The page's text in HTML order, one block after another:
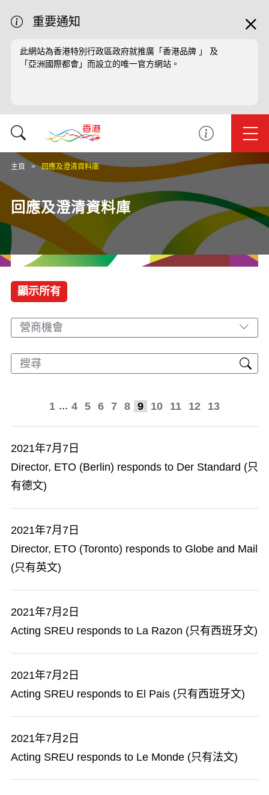
重要通知
此網站為香港特別行政區政府就推廣「香港品牌 」 及
「亞洲國際都會」而設立的唯一官方網站。
主頁 回應及澄清資料庫
回應及澄清資料庫
顯示所有
營商機會
1 ... 4 5 6 7 8 9 10 11 12 13
2021年7月7日
Director, ETO (Berlin) responds to Der Standard (只
有德文)
2021年7月7日
Director, ETO (Toronto) responds to Globe and Mail
(只有英文)
2021年7月2日
Acting SREU responds to La Razon (只有西班牙文)
2021年7月2日
Acting SREU responds to El Pais (只有西班牙文)
2021年7月2日
Acting SREU responds to Le Monde (只有法文)